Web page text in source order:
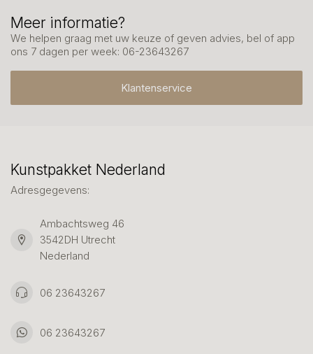
Meer informatie?
We helpen graag met uw keuze of geven advies, bel of app
ons 7 dagen per week: 06-23643267
Klantenservice
Kunstpakket Nederland
Adresgegevens:
Ambachtsweg 46
3542DH Utrecht
Nederland
06 23643267
06 23643267